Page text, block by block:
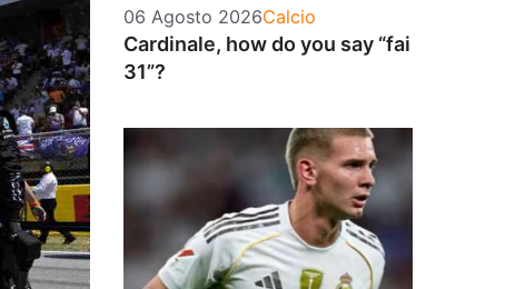
06 Agosto 2026Categorie
Calcio
Cardinale, how do you say “fai
31”?